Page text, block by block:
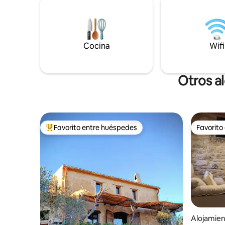
diseñados para sentirse cómodo y
relajarse de unos días inolvidables.
Dispone de piscina privada.
Cocina Wifi
Otros
Favorito entre huéspedes preferido
Favorito entre huéspedes